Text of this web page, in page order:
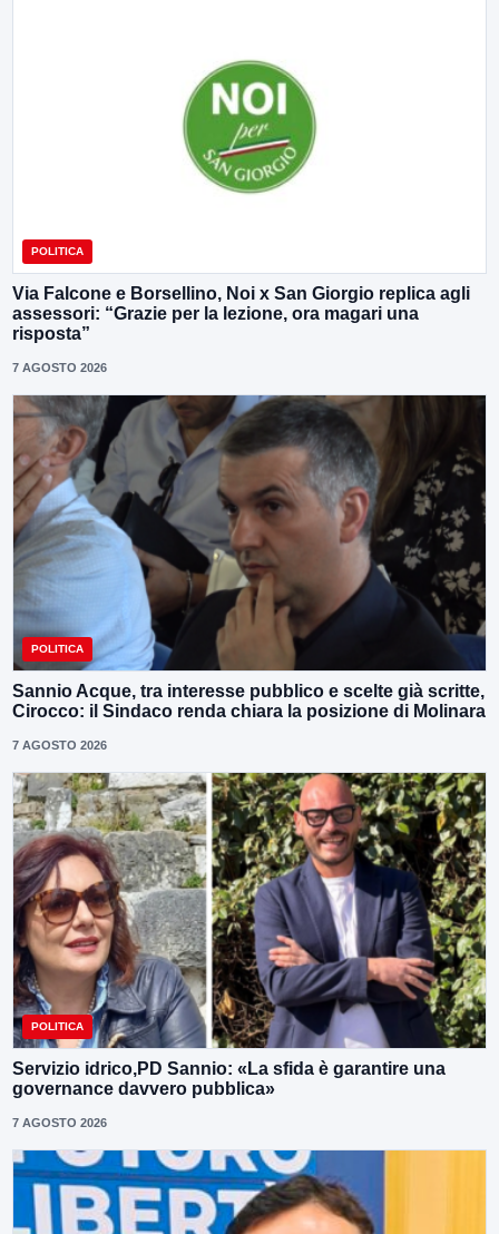
POLITICA
Via Falcone e Borsellino, Noi x San Giorgio replica agli
assessori: “Grazie per la lezione, ora magari una
risposta”
7 AGOSTO 2026
POLITICA
Sannio Acque, tra interesse pubblico e scelte già scritte,
Cirocco: il Sindaco renda chiara la posizione di Molinara
7 AGOSTO 2026
POLITICA
Servizio idrico,PD Sannio: «La sfida è garantire una
governance davvero pubblica»
7 AGOSTO 2026